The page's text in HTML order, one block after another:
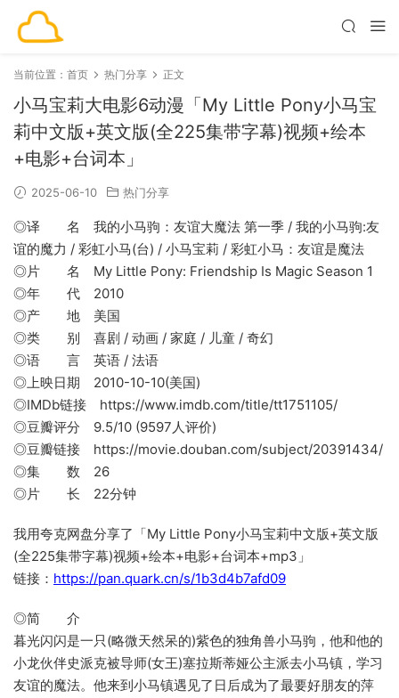
当前位置： 首页 热门分享 正文
小马宝莉大电影6动漫「My Little Pony小马宝
莉中文版+英文版(全225集带字幕)视频+绘本
+电影+台词本」
2025-06-10 热门分享
◎译 名 我的小马驹：友谊大魔法 第一季 / 我的小马驹:友
谊的魔力 / 彩虹小马(台) / 小马宝莉 / 彩虹小马：友谊是魔法
◎片 名 My Little Pony: Friendship Is Magic Season 1
◎年 代 2010
◎产 地 美国
◎类 别 喜剧 / 动画 / 家庭 / 儿童 / 奇幻
◎语 言 英语 / 法语
◎上映日期 2010-10-10(美国)
◎IMDb链接 https://www.imdb.com/title/tt1751105/
◎豆瓣评分 9.5/10 (9597人评价)
◎豆瓣链接 https://movie.douban.com/subject/20391434/
◎集 数 26
◎片 长 22分钟
我用夸克网盘分享了「My Little Pony小马宝莉中文版+英文版
(全225集带字幕)视频+绘本+电影+台词本+mp3」
链接： https://pan.quark.cn/s/1b3d4b7afd09
◎简 介
暮光闪闪是一只(略微天然呆的)紫色的独角兽小马驹，他和他的
小龙伙伴史派克被导师(女王)塞拉斯蒂娅公主派去小马镇，学习
友谊的魔法。他来到小马镇遇见了日后成为了最要好朋友的萍